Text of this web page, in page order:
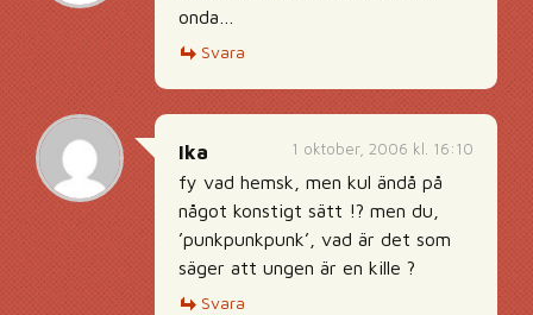
onda…
Svara
1 oktober, 2006 kl. 16:10
Ika
fy vad hemsk, men kul ändå på
något konstigt sätt !? men du,
’punkpunkpunk’, vad är det som
säger att ungen är en kille ?
Svara